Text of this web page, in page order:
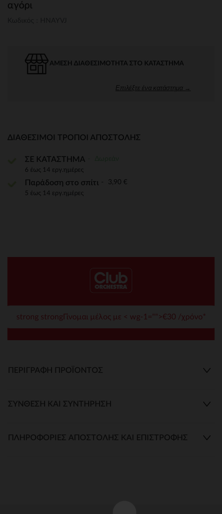
αγόρι
ΆΜΕΣΗ ΔΙΑΘΕΣΙΜΌΤΗΤΑ ΣΤΟ ΚΑΤΆΣΤΗΜΑ
Επιλέξτε ένα κατάστημα →
ΔΙΑΘΈΣΙΜΟΙ ΤΡΌΠΟΙ ΑΠΟΣΤΟΛΉΣ
ΣΕ ΚΑΤΑΣΤΗΜΑ
6 έως 14 εργ.ημέρες
Παράδοση στο σπίτι 3,90 €
5 έως 14 εργ.ημέρες
strong strongΓίνομαι μέλος με < wg-1="">€30 /χρόνο*
ΠΕΡΙΓΡΑΦΉ ΠΡΟΪΌΝΤΟΣ
ΣΎΝΘΕΣΗ ΚΑΙ ΣΥΝΤΉΡΗΣΗ
ΠΛΗΡΟΦΟΡΊΕΣ ΑΠΟΣΤΟΛΉΣ ΚΑΙ ΕΠΙΣΤΡΟΦΉΣ